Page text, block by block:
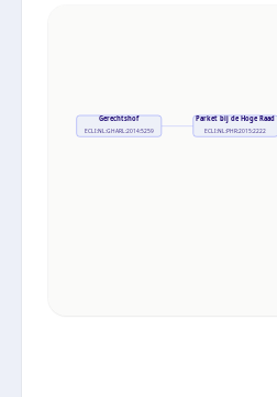
Gerechtshof
ECLI:NL:GHARL:2014:5259
Parket bij de Hoge Raad
ECLI:NL:PHR:2015:2222